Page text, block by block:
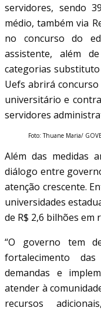
servidores, sendo
médio, também via
no concurso do
assistente, além
categorias
Uefs abrirá
universitário e
servidores
Foto: Thuane Maria/
Além das medidas
diálogo entre
atenção crescente.
universidades
de R$ 2,6 bilhões em
“O governo tem
fortalecimento
demandas e
atender à
recursos